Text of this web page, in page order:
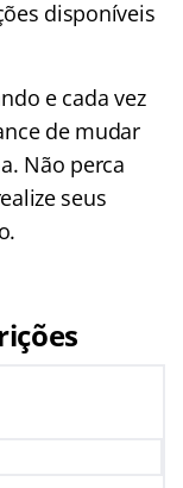
disponíveis
e cada vez
de mudar
Não perca
seus